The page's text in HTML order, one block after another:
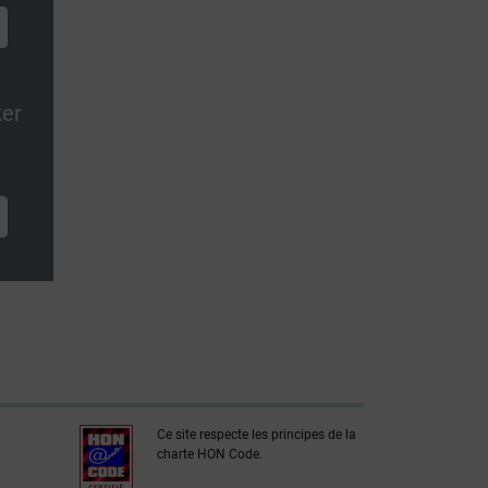
Ce site respecte les principes de la
charte HON Code.